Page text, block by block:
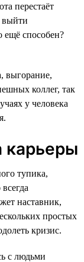
перестаёт
выйти
ещё способен?
выгорание,
коллег, так
у человека
карьеры
тупика,
наставник,
простых
кризис.
с людьми